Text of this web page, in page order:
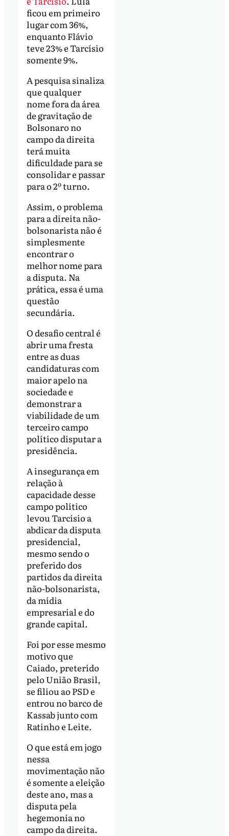
ficou em primeiro
lugar com 36%,
enquanto Flávio
teve 23% e Tarcísio
somente 9%.
A pesquisa sinaliza
que qualquer
nome fora da área
de gravitação de
Bolsonaro no
campo da direita
terá muita
dificuldade para se
consolidar e passar
para o 2º turno.
Assim, o problema
para a direita não-
bolsonarista não é
simplesmente
encontrar o
melhor nome para
a disputa. Na
prática, essa é uma
questão
secundária.
O desafio central é
abrir uma fresta
entre as duas
candidaturas com
maior apelo na
sociedade e
demonstrar a
viabilidade de um
terceiro campo
político disputar a
presidência.
A insegurança em
relação à
capacidade desse
campo político
levou Tarcísio a
abdicar da disputa
presidencial,
mesmo sendo o
preferido dos
partidos da direita
não-bolsonarista,
da mídia
empresarial e do
grande capital.
Foi por esse mesmo
motivo que
Caiado, preterido
pelo União Brasil,
se filiou ao PSD e
entrou no barco de
Kassab junto com
Ratinho e Leite.
O que está em jogo
nessa
movimentação não
é somente a eleição
deste ano, mas a
disputa pela
hegemonia no
campo da direita.